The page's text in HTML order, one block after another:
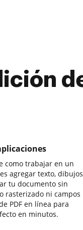
como trabajar en un
agregar texto,
tu documento sin
rasterizado ni campos
PDF en línea para
en minutos.